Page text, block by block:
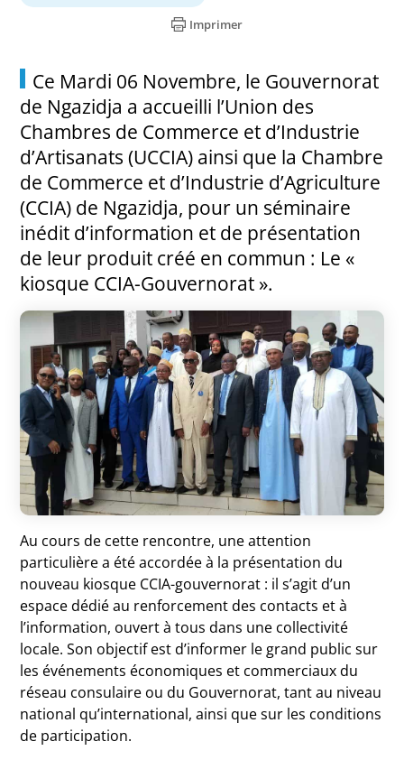
Imprimer
Ce Mardi 06 Novembre, le Gouvernorat
de Ngazidja a accueilli l’Union des
Chambres de Commerce et d’Industrie
d’Artisanats (UCCIA) ainsi que la Chambre
de Commerce et d’Industrie d’Agriculture
(CCIA) de Ngazidja, pour un séminaire
inédit d’information et de présentation
de leur produit créé en commun : Le «
kiosque CCIA-Gouvernorat ».
Au cours de cette rencontre, une attention
particulière a été accordée à la présentation du
nouveau kiosque CCIA-gouvernorat : il s’agit d’un
espace dédié au renforcement des contacts et à
l’information, ouvert à tous dans une collectivité
locale. Son objectif est d’informer le grand public sur
les événements économiques et commerciaux du
réseau consulaire ou du Gouvernorat, tant au niveau
national qu’international, ainsi que sur les conditions
de participation.